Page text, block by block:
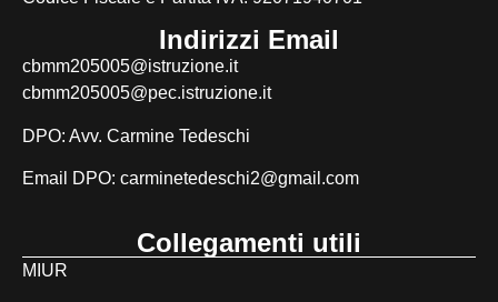
Indirizzi Email
cbmm205005@istruzione.it
cbmm205005@pec.istruzione.it
DPO: Avv. Carmine Tedeschi
Email DPO: carminetedeschi2@gmail.com
Collegamenti utili
MIUR